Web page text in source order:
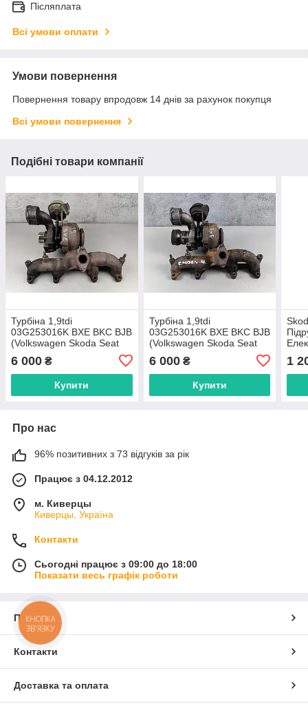
Післяплата
Всі умови оплати
Умови повернення
Повернення товару впродовж 14 днів за рахунок покупця
Всі умови повернення
Подібні товари компанії
Турбіна 1,9tdi
03G253016K BXE BKC BJB
(Volkswagen Skoda Seat
6 000 ₴
Купити
Турбіна 1,9tdi
03G253016K BXE BKC BJB
(Volkswagen Skoda Seat
6 000₴
Купити
1
Про нас
96% позитивних з 73 відгуків за рік
Працює з 04.12.2012
м. Киверцы
Киверцы, Україна
Контакти
Сьогодні працює з 09:00 до 18:00
Показати весь графік роботи
Про нас
Контакти
Доставка та оплата
КНОПКА
ЗВ'ЯЗКУ